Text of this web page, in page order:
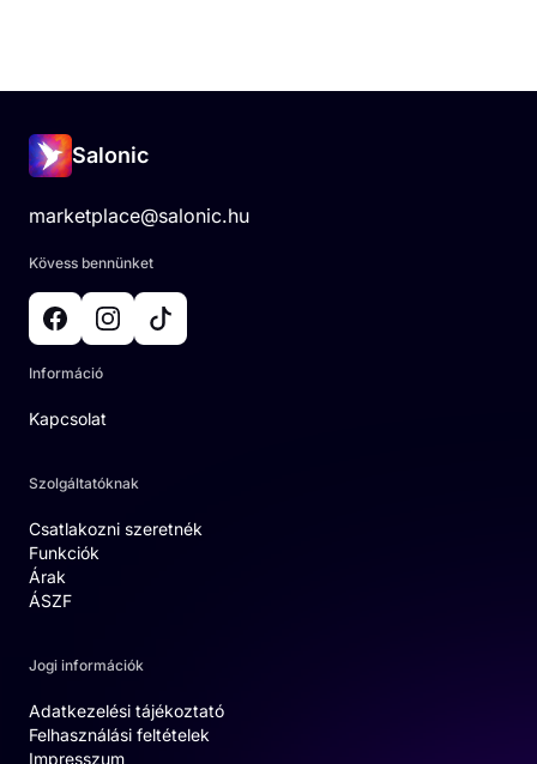
Salonic
marketplace@salonic.hu
Kövess bennünket
Információ
Kapcsolat
Szolgáltatóknak
Csatlakozni szeretnék
Funkciók
Árak
ÁSZF
Jogi információk
Adatkezelési tájékoztató
Felhasználási feltételek
Impresszum